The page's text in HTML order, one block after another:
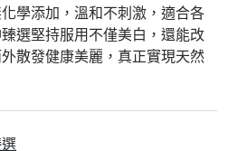
學添加，溫和不刺激，適合各
選堅持服用不僅美白，還能改
散發健康美麗，真正實現天然